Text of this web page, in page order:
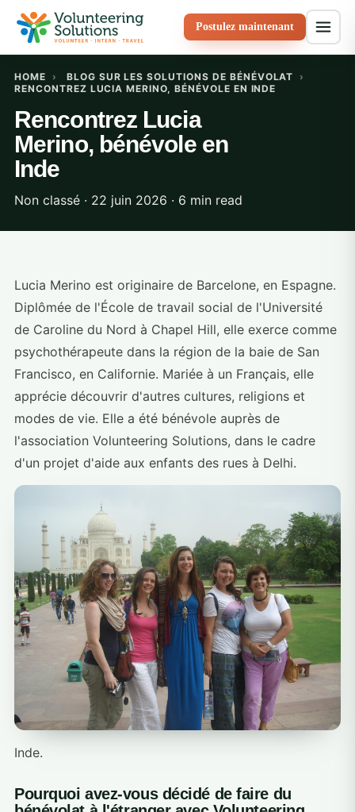
Postulez maintenant
HOME › BLOG SUR LES SOLUTIONS DE BÉNÉVOLAT
›
RENCONTREZ LUCIA MERINO, BÉNÉVOLE EN INDE
Rencontrez Lucia
Merino, bénévole en
Inde
Non classé · 22 juin 2026 · 6 min read
Lucia Merino est originaire de Barcelone, en Espagne.
Diplômée de l'École de travail social de l'Université
de Caroline du Nord à Chapel Hill, elle exerce comme
psychothérapeute dans la région de la baie de San
Francisco, en Californie. Mariée à un Français, elle
apprécie découvrir d'autres cultures, religions et
modes de vie. Elle a été bénévole auprès de
l'association Volunteering Solutions, dans le cadre
d'un projet d'aide aux enfants des rues à Delhi.
Inde.
Pourquoi avez-vous décidé de faire du